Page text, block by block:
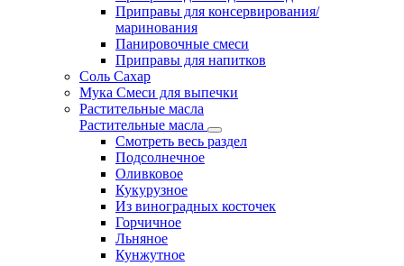
Приправы для консервирования/
маринования
Панировочные смеси
Приправы для напитков
Соль Сахар
Мука Смеси для выпечки
Растительные масла
Растительные масла
Смотреть весь раздел
Подсолнечное
Оливковое
Кукурузное
Из виноградных косточек
Горчичное
Льняное
Кунжутное